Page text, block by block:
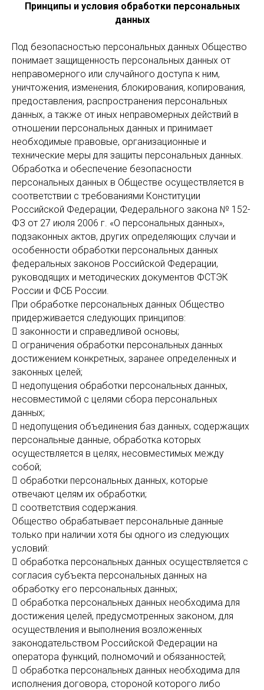
Принципы и условия обработки персональных
данных
Под безопасностью персональных данных Общество
понимает защищенность персональных данных от
неправомерного или случайного доступа к ним,
уничтожения, изменения, блокирования, копирования,
предоставления, распространения персональных
данных, а также от иных неправомерных действий в
отношении персональных данных и принимает
необходимые правовые, организационные и
технические меры для защиты персональных данных.
Обработка и обеспечение безопасности
персональных данных в Обществе осуществляется в
соответствии с требованиями Конституции
Российской Федерации, Федерального закона № 152-
ФЗ от 27 июля 2006 г. «О персональных данных»,
подзаконных актов, других определяющих случаи и
особенности обработки персональных данных
федеральных законов Российской Федерации,
руководящих и методических документов ФСТЭК
России и ФСБ России.
При обработке персональных данных Общество
придерживается следующих принципов:
 законности и справедливой основы;
 ограничения обработки персональных данных
достижением конкретных, заранее определенных и
законных целей;
 недопущения обработки персональных данных,
несовместимой с целями сбора персональных
данных;
 недопущения объединения баз данных, содержащих
персональные данные, обработка которых
осуществляется в целях, несовместимых между
собой;
 обработки персональных данных, которые
отвечают целям их обработки;
 соответствия содержания.
Общество обрабатывает персональные данные
только при наличии хотя бы одного из следующих
условий:
 обработка персональных данных осуществляется с
согласия субъекта персональных данных на
обработку его персональных данных;
 обработка персональных данных необходима для
достижения целей, предусмотренных законом, для
осуществления и выполнения возложенных
законодательством Российской Федерации на
оператора функций, полномочий и обязанностей;
 обработка персональных данных необходима для
исполнения договора, стороной которого либо